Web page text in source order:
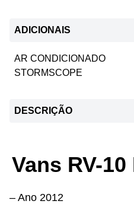
ADICIONAIS
AR CONDICIONADO
STORMSCOPE
DESCRIÇÃO
Vans RV-
– Ano 2012